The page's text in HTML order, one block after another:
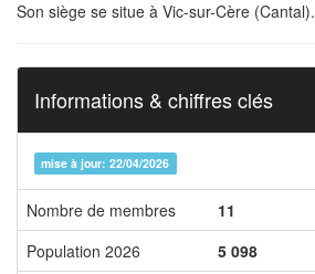
Son siège se situe à Vic-sur-Cère (Cantal).
Informations & chiffres clés
mise à jour: 22/04/2026
Nombre de membres 11
Population 2026
5 098